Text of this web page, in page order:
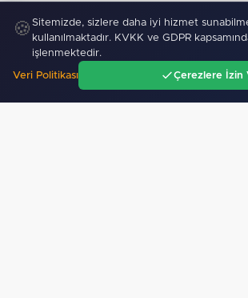
Künye Bilgileri
🍪 Sitemizde, sizlere daha iyi hizmet
kullanılmaktadır. KVKK ve GDPR
işlenmektedir.
Veri Politikası Çerezlere İzin
Gündem Ara